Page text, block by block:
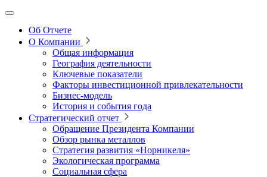
Об Отчете
О Компании
Общая информация
География деятельности
Ключевые показатели
Факторы инвестиционной привлекательности
Бизнес-модель
История и события года
Стратегический отчет
Обращение Президента Компании
Обзор рынка металлов
Стратегия развития «Норникеля»
Экологическая программа
Социальная сфера